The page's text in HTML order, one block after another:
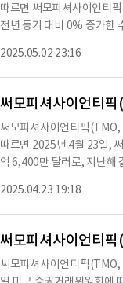
에 도달하면 목표 수여의
여의 50%가 감액된다.수여
수정 및 재작성된 주식 인센
따르면 써모피셔사이언티
전년 동기 대비 0% 증가한
순이익은 3.99달러, 희석
이는 전년 동기 대비
사주 매입을 실시했다.회
했다.또한, 102백만 달러
주의 보통주가 발행된 상태
과의 신뢰 구축에 집중할
있습니다. 해당 컨텐츠는
2025.05.02 23:16
써모피셔사이언티
써모피셔사이언티픽
따르면 2025년 4월 23일,
억 6,400만 달러로, 지난해
확실한 거시경제 환경 속
can™ 자동화 실험실 시스
의학을 발전시키기 위해
기 동안 41억 달러에
단행했다.마크 N. 캐스퍼
2025.04.23 19:18
써모피셔사이언티픽
써모피셔사이언티픽